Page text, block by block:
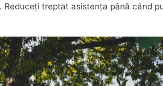
treptat asistența până când